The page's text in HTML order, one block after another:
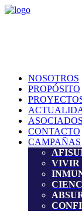
NOSOTROS
PROPÓSITO
ASOCIADOS
CONTACTO
CAMPAÑAS
VIVIR